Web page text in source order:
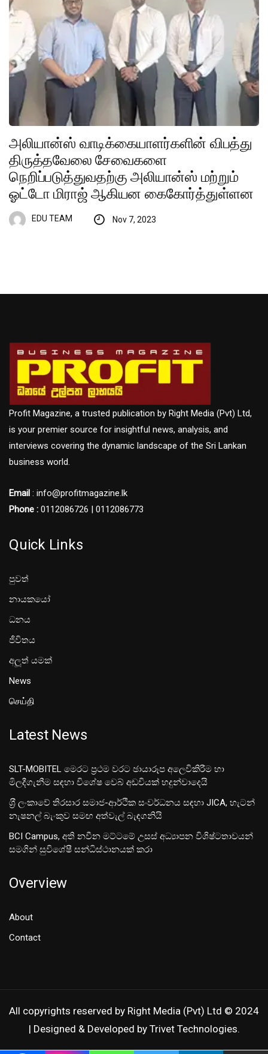
அலியான்ஸ் வாடிக்கையாளர்களின் விபத்து
திருத்தவேலை சேவைகளை
நெறிப்படுத்துவதற்கு அலியான்ஸ் மற்றும்
ஓட்டோ மிராஜ் ஆகியன கைகோர்த்துள்ளன
EDU TEAM Nov 7, 2023
Profit Magazine, a trusted publication by Right Media (Pvt) Ltd,
is your premier source for insightful news, analysis, and
interviews covering the dynamic landscape of the Sri Lankan
business world.
Email : info@profitmagazine.lk
Phone : 0112086726 | 0112086773
Quick Links
පුවත්
නායකයෝ
ධනය
ජීවිතය
අලූත් යමක්
News
செய்தி
Latest News
SLT-MOBITEL මෙරට ප්‍රථම වරට ඡායාරූප අලෙවිකිරීම හා
මිලදීගැනීම සඳහා විශේෂ වෙබ් අඩවියක් හදුන්වාදෙයි
ශ‍්‍රී ලංකාවේ තිරසාර සමාජ-ආර්ථික සංවර්ධනය සඳහා JICA, හැටන්
නැෂනල් බැංකුව සමඟ අත්වැල් බැඳගනියි
BCI Campus, අති නවීන මට්ටමේ උසස් අධ්‍යාපන විශිෂ්ටතාවයන්
සමගින් සුවිශේෂී සන්ධිස්ථානයක් කරා
Overview
About
Contact
All copyrights reserved by Right Media (Pvt) Ltd © 2024
| Designed & Developed by Trivet Technologies.